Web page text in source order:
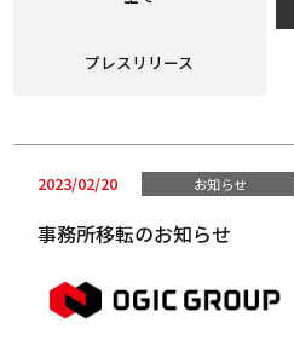
プレスリリース
2023/02/20 お知らせ
事務所移転のお知らせ